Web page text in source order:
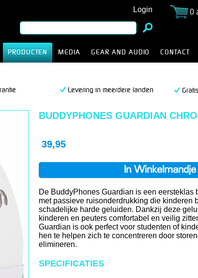
Login 0
PRODUCTEN MEDIA GEAR AND AUDIO CONTACT
Levering in meerdere landen
BUDDYPHONES GUARDIAN
39,95
In Winkelmandje
De BuddyPhones Guardian is een eersteklas
met passieve ruisonderdrukking die kinderen
schadelijke harde geluiden. Dankzij deze
kinderen en peuters comfortabel en veilig
Guardian is ook perfect voor studenten of
hen te helpen zich te concentreren door
elimineren.
SPECIFICATIES